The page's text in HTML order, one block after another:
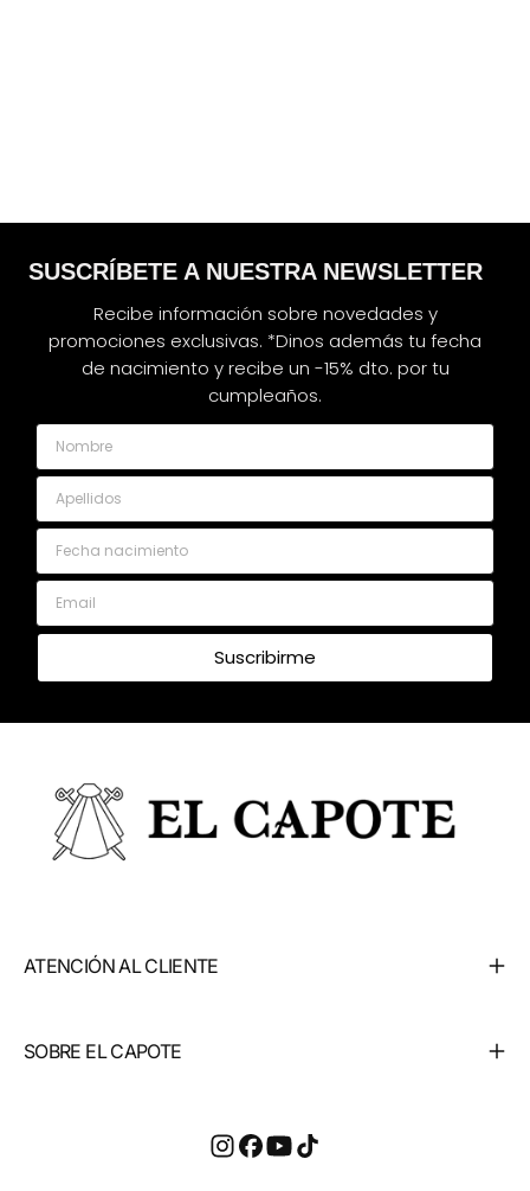
SUSCRÍBETE A NUESTRA NEWSLETTER
Recibe información sobre novedades y
promociones exclusivas. *Dinos además tu fecha
de nacimiento y recibe un -15% dto. por tu
cumpleaños.
Nombre
Apellidos
Fecha nacimiento
Email
Suscribirme
ATENCIÓN AL CLIENTE
SOBRE EL CAPOTE